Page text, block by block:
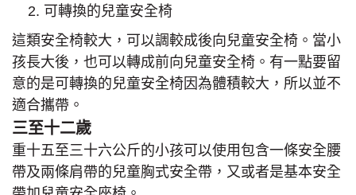
可轉換的兒童安全椅
這類安全椅較大，可以調較成後向兒童安全椅。當小
孩長大後，也可以轉成前向兒童安全椅。有一點要留
意的是可轉換的兒童安全椅因為體積較大，所以並不
適合攜帶。
三至十二歲
重十五至三十六公斤的小孩可以使用包含一條安全腰
帶及兩條肩帶的兒童胸式安全帶，又或者是基本安全